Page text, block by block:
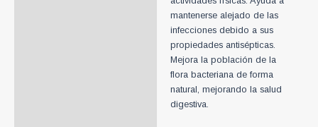
mantenerse alejado de las
infecciones debido a sus
propiedades antisépticas.
Mejora la población de la
flora bacteriana de forma
natural, mejorando la salud
digestiva.